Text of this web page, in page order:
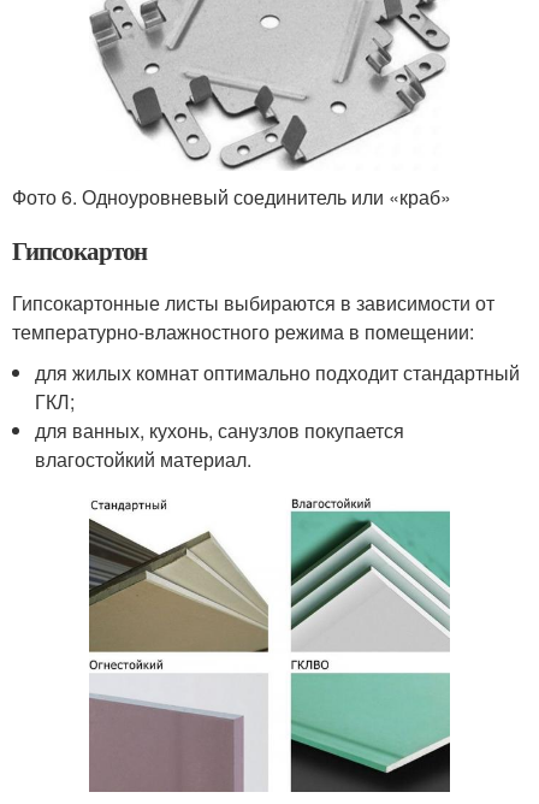
Фото 6. Одноуровневый соединитель или «краб»
Гипсокартон
Гипсокартонные листы выбираются в зависимости от
температурно-влажностного режима в помещении:
для жилых комнат оптимально подходит стандартный
ГКЛ;
для ванных, кухонь, санузлов покупается
влагостойкий материал.